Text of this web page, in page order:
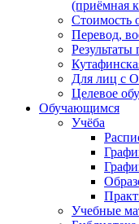
(приёмная
Стоимость
Перевод,
Результаты
Для лиц с
Целевое
Обучающимся
Учёба
Учебные